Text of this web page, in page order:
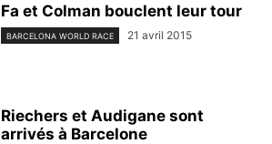
Fa et Colman bouclent leur tour
BARCELONA WORLD RACE 21 avril 2015
Riechers et Audigane sont
arrivés à Barcelone